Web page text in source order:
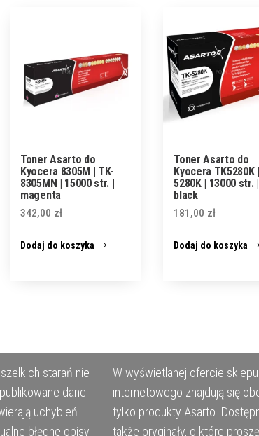
Toner Asarto do
Kyocera 8305M | TK-
8305MN | 15000 str. |
magenta
342,00 zł
Dodaj do koszyka
Toner Asarto do
Kyocera TK5280K
5280K | 13000 str. |
black
181,00 zł
Dodaj do koszyka
starań nie
dane
uchybień
błędne opisy
W wyświetlanej ofercie sklepu
internetowego znajdują się
tylko produkty Asarto.
także oryginały, o które